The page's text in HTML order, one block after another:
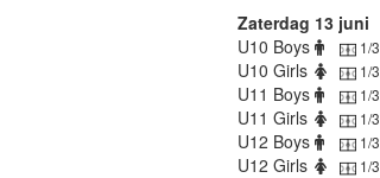
Zaterdag 13 juni
U10 Boys
1/3
U10 Girls 1/3
U11 Boys 1/3
U11 Girls 1/3
U12 Boys 1/3
U12 Girls 1/3